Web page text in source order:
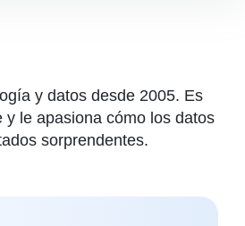
y datos desde 2005. Es
y le apasiona cómo los datos
sorprendentes.